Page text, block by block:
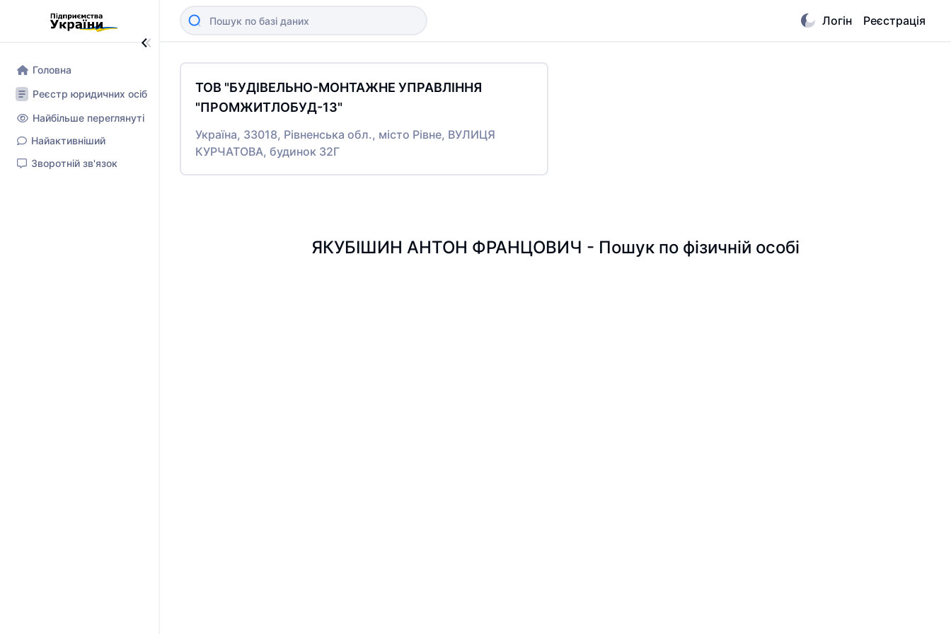
Головна
Реєстр юридичних осіб
Найбільше переглянуті
Найактивніший
Зворотній зв'язок
Логін Реєстрація
ТОВ "БУДІВЕЛЬНО-МОНТАЖНЕ УПРАВЛІННЯ
"ПРОМЖИТЛОБУД-13"
Україна, 33018, Рівненська обл., місто Рівне, ВУЛИЦЯ
КУРЧАТОВА, будинок 32Г
ЯКУБІШИН АНТОН ФРАНЦОВИЧ - Пошук по фізичній особі